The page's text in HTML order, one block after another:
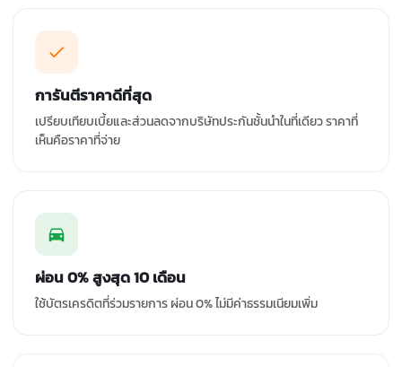
การันตีราคาดีที่สุด
เปรียบเทียบเบี้ยและส่วนลดจากบริษัทประกันชั้นนำในที่เดียว ราคาที่
เห็นคือราคาที่จ่าย
ผ่อน 0% สูงสุด 10 เดือน
ใช้บัตรเครดิตที่ร่วมรายการ ผ่อน 0% ไม่มีค่าธรรมเนียมเพิ่ม